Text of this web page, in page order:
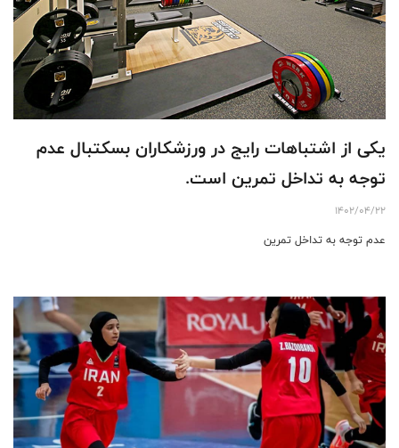
یکی از اشتباهات رایج در ورزشکاران بسکتبال عدم
توجه به تداخل تمرین است.
1402/04/22
عدم توجه به تداخل تمرین